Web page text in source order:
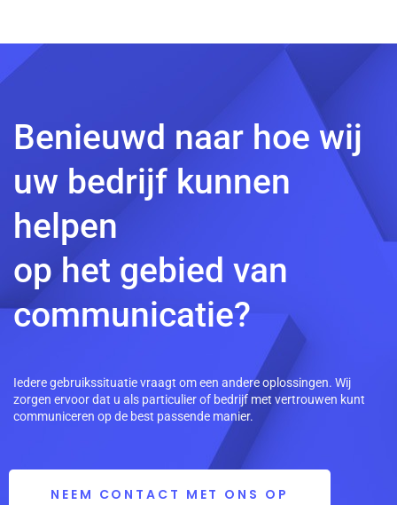
Benieuwd naar hoe wij
uw bedrijf kunnen
helpen
op het gebied van
communicatie?
Iedere gebruikssituatie vraagt om een andere oplossingen. Wij
zorgen ervoor dat u als particulier of bedrijf met vertrouwen kunt
communiceren op de best passende manier.
NEEM CONTACT MET ONS OP